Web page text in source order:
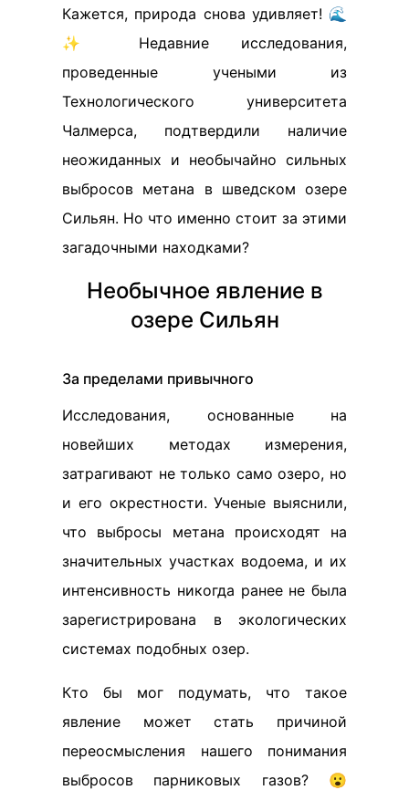
Кажется, природа снова удивляет! 🌊
✨ Недавние исследования,
проведенные учеными из
Технологического университета
Чалмерса, подтвердили наличие
неожиданных и необычайно сильных
выбросов метана в шведском озере
Сильян. Но что именно стоит за этими
загадочными находками?
Необычное явление в
озере Сильян
За пределами привычного
Исследования, основанные на
новейших методах измерения,
затрагивают не только само озеро, но
и его окрестности. Ученые выяснили,
что выбросы метана происходят на
значительных участках водоема, и их
интенсивность никогда ранее не была
зарегистрирована в экологических
системах подобных озер.
Кто бы мог подумать, что такое
явление может стать причиной
переосмысления нашего понимания
выбросов парниковых газов? 😮